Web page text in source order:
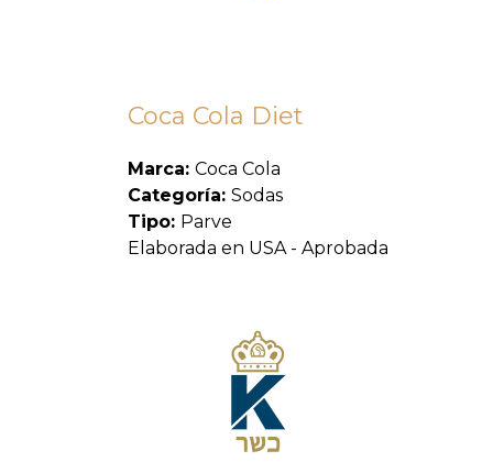
Coca Cola Diet
Marca: Coca Cola
Categoría: Sodas
Tipo: Parve
Elaborada en USA - Aprobada